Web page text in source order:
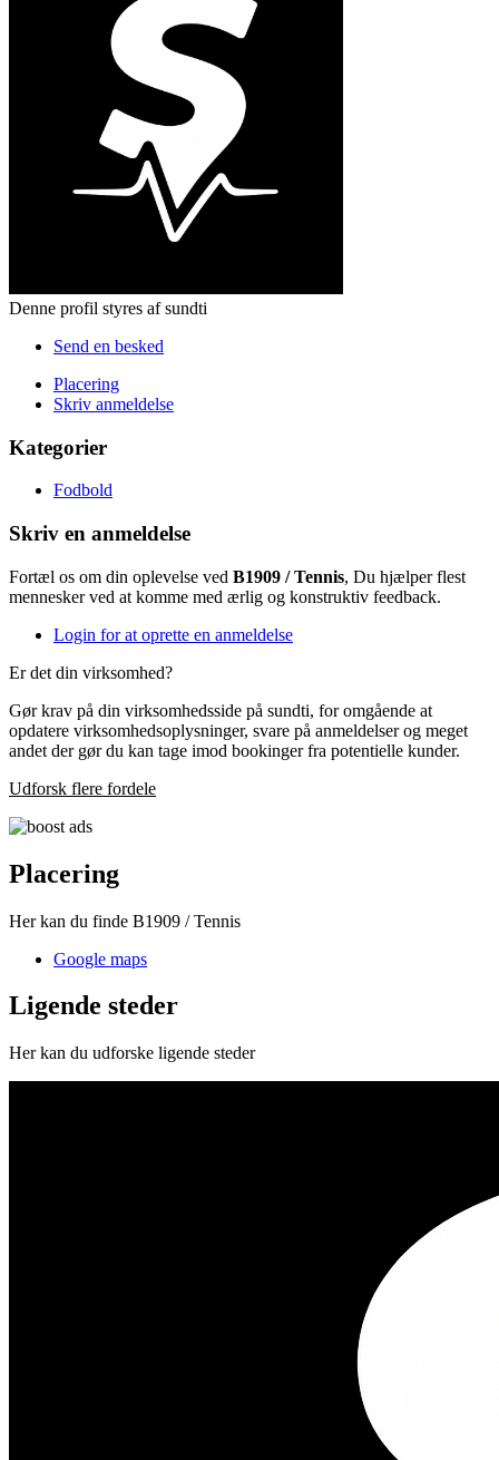
Denne profil styres af sundti
Send en besked
Placering
Skriv anmeldelse
Kategorier
Fodbold
Skriv en anmeldelse
Fortæl os om din oplevelse ved B1909 / Tennis, Du hjælper flest
mennesker ved at komme med ærlig og konstruktiv feedback.
Login for at oprette en anmeldelse
Er det din virksomhed?
Gør krav på din virksomhedsside på sundti, for omgående at
opdatere virksomhedsoplysninger, svare på anmeldelser og meget
andet der gør du kan tage imod bookinger fra potentielle kunder.
Udforsk flere fordele
Placering
Her kan du finde B1909 / Tennis
Google maps
Ligende steder
Her kan du udforske ligende steder